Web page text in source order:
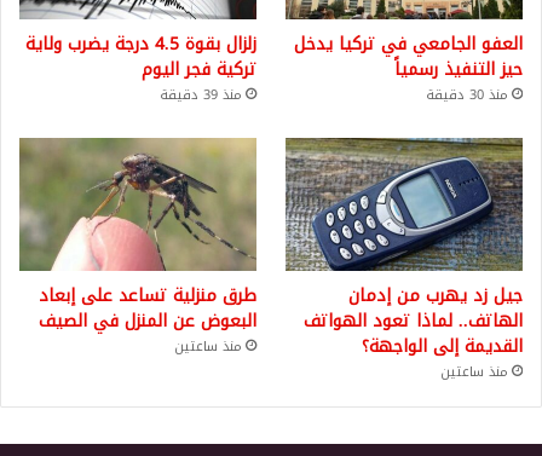
العفو الجامعي في تركيا يدخل
حيز التنفيذ رسمياً
منذ 30 دقيقة
زلزال بقوة 4.5 درجة يضرب ولاية
تركية فجر اليوم
منذ 39 دقيقة
جيل زد يهرب من إدمان
الهاتف.. لماذا تعود الهواتف
القديمة إلى الواجهة؟
منذ ساعتين
طرق منزلية تساعد على إبعاد
البعوض عن المنزل في الصيف
منذ ساعتين